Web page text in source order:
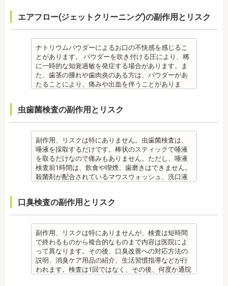
・固いものが一時的に噛めなくなることがありま
す。また、ガムや餅など、装置に引っかかるものが
食べられなくなることもあります。
・装置が壊れることがあります。その際は歯科医師
に相談してください。
・個人差がありますが、矯正装置にかなりのストレ
スを受ける患者さんもいます。
・矯正中は、器具を装着するため、食べかすが詰ま
了まで治療できません。）
・虫歯や歯周炎が発生すると一旦、装置を取り外し
て歯科医院で治療をする場合もあります。
・患者様が、取り外しできる矯正装置や補助装置の
装着時間を守っていなかったり、定期的な来院がで
きなかったりした場合は、治療期間が延びる可能性
があります。
・特殊な噛み合わせ、骨の硬さ、歯のかたちの場合
癖が改善されない場合は、治療期間が延びることが
療」を終えて歯並びが改善されても、まだ歯が元の
位置に戻ろうとする傾向があるため、一定期間動か
した歯を正しい位置にとどめておく保定が必要で
す。歯の位置が安定するまでの保定期間には個人差
があるので、治療後も歯科医師の指示を守ってくだ
さい。
期間が長くなる場合があります。
・矯正治療では、歯肉が下がる場合（歯肉退縮）が
あります。特に切歯（せっし：上下前歯各4本）、歯
の凸凹が大きい患者様の場合、発症する事がありま
す。
・個人差により治療期間が数年かかることがありま
す。
・固いものが一時的に噛めなくなります。また、ガ
ムや餅など、装置に引っかかるものが食べられなく
を受診してください。
・個人差があり、かなりのストレスを受ける患者さ
んもいます。
・矯正中は、器具を装着するため、食べかすが詰ま
りやすく虫歯、歯周病を招きやすくなります。（矯
正器具をつけている箇所の虫歯治療は、基本的に矯
正終了まで治療できません。）
・虫歯や歯周炎が発生すると一旦、装置を取り外し
装着時間を守っていなかったり、定期的な来院がで
きなかった場合は、治療期間が延びる場合がありま
す。
・特殊な噛み合わせ、骨の硬さ、歯のかたちの場合
は、治療期間が長くなる場合があります。
・舌で歯を押す癖や、歯並びに悪影響をあたえる癖
が改善されない方は、治療期間が延びる場合があり
ます。
を進めることができない場合もあります。
・矯正中、頭痛、首や肩のこり、強い倦怠感、吐き
気、不眠など不定愁訴が起こる場合がありますの
で、鎮痛剤、吐き気止め等、歯科医師の指示のもと
服用する場合があります。
・治療中と治療後の見た目に個人差が大きくあらわ
れる治療です。また、歯科医師との見解の相違も起
こりえます。歯科医師とよくご相談ください。
・矯正力が強すぎると、歯の根が短くなる「歯根吸
・歯や骨の状態、歯の動きを妨げる癖があった場
合、虫歯や歯周病の発生など、治療計画よりも治療
期間が長くなる場合があります。
・矯正治療では、歯肉が下がる場合（歯肉退縮）が
あります。特に切歯（せっし：上下前歯各4本）、歯
の凸凹が大きい患者様の場合、発症する事がありま
す。
・個人差により治療期間が数年かかることがありま
す。
なることもあります。
・装置が壊れることがあります。その際は歯科医院
を受診してください。
・個人差があり、かなりのストレスを受ける患者様
もいます。
・矯正中は、器具を装着するため、食べかすが詰ま
りやすく虫歯、歯周病を招きやすくなります。（矯
正器具をつけている箇所の虫歯治療は、基本的に矯
先生
【プロフィール】
日本大学歯学部卒業
日本大学歯学部口腔外科第２講座大学院卒業
歯学博士（口腔外科学）
日本大学歯学部非常勤講師
社会福祉法人富士白苑理事
防に効果的です。
日本歯科大学新潟生命歯学部卒業
新潟大学医歯学総合病院にて研修
都内歯科医院にて勤務
鳴り響きます。機器は歯石が多い人、広範囲に歯石
が付いている人に使われるのですが、高音が苦手な
人は音を我慢する必要があります。
備考
歯石とは、歯垢が石のように固くなって歯と歯の間
や歯の表面、歯茎と歯の隙間などにこびりついたも
のです。唾液腺開口部の近くにある歯に特に着きや
すく、具体的には「下の前歯の裏側」や「上の奥歯
きません。
単に取り除くことができますが、沈着したまま時間
が経過すると歯石になって歯周病を進行させてしま
います。歯科での歯石除去は、専門の機器を使用
し、歯石を取り除くことができます。
歯石を取り除けば、歯周病の治療となり歯のぐらつ
き、歯茎の出血、口臭などが改善できます。
【プロフィール】
勤務
エアフロー(ジェットクリーニング)の副作用とリスク
ナトリウムパウダーによるお口の不快感を感じるこ
とがあります。 パウダーを吹き付ける圧により、稀
に一時的な知覚過敏を発症する場合があります。ま
た、歯茎の腫れや歯肉炎のある方は、パウダーがあ
たることにより、痛みや出血を伴うことがありま
きれない場合があります。
また、エアフローは外来性の着色は落としますが、
本来の歯の色自体は白くできません。歯自体を白く
したい場合にはホワイトニングが有効です。 着色汚
れはエアフロー後に再付着することもあります。継
続的効果を得るには、定期的な施術が必要です。
エアフローは、着色を落とす審美目的として行われ
るため、健康保険の適用外となり自由診療となりま
フローを受けられない人もいます。
ウダー粒子をジェット噴射で歯に吹き付け、歯にこ
びりついた汚れを落とすことができます。
歯科で主に歯の着色やタバコのヤニ除去の用途とし
て使われていますが、歯周ポケット内の歯周病の細
菌除去にも効果があります。
監修医情報 菊地由利佳先生
虫歯菌検査の副作用とリスク
副作用、リスクは特にありません。虫歯菌検査は、
唾液を採取するだけです。棒状のスティックで唾液
を取るだけなので痛みもありません。ただし、唾液
検査前1時間は、飲食や喫煙、歯磨きはできません。
殺菌剤が配合されているマウスウォッシュ、洗口液
また検査1ヶ月以内に抗生物質を使用している場合も
正確な結果が出ないことがあるので時期を延ばす場
合もあります。健康保険の適用外となり自由診療と
なります。
備考
ご自身の唾液の量、性質、虫歯の原因菌の量を知
り、虫歯予防とセルフケア強化を目的とした検査で
す。
口臭検査の副作用とリスク
副作用、リスクは特にありませんが、検査は短時間
で終わるものから複合的なものまで内容は医院によ
って異なります。その後、口臭改善への対応方法の
説明、消臭ケア用品の紹介、生活習慣指導などが行
われます。検査は1回ではなく、その後、何度か通院